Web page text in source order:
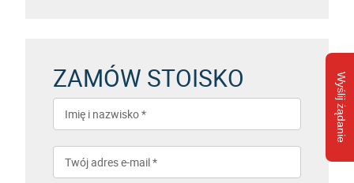
Wyślij żądanie
ZAMÓW STOISKO